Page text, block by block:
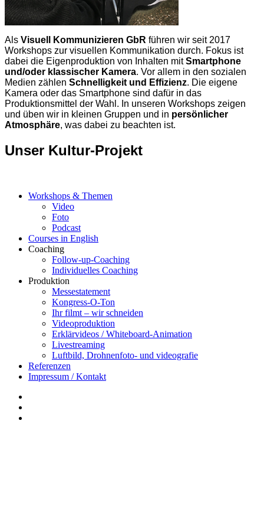
Als Visuell Kommunizieren GbR führen wir seit 2017
Workshops zur visuellen Kommunikation durch. Fokus ist
dabei die Eigenproduktion von Inhalten mitSmartphone
und/oder klassischer Kamera. Vor allem in den sozialen
Medien zählen Schnelligkeit und Effizienz. Die eigene
Kamera oder das Smartphone sind dafür in das
Produktionsmittel der Wahl. In unseren Workshops zeigen
und üben wir in kleinen Gruppen und in persönlicher
Atmosphäre, was dabei zu beachten ist.
Unser Kultur-Projekt
Workshops & Themen
Video
Foto
Podcast
Courses in English
Coaching
Follow-up-Coaching
Individuelles Coaching
Produktion
Messestatement
Kongress-O-Ton
Ihr filmt – wir schneiden
Videoproduktion
Erklärvideos / Whiteboard-Animation
Livestreaming
Luftbild, Drohnenfoto- und videografie
Referenzen
Impressum / Kontakt